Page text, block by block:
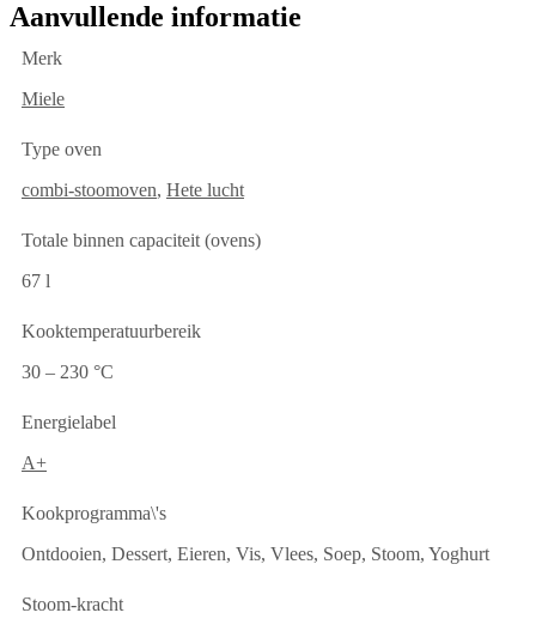
Aanvullende informatie
Merk
Miele
Type oven
combi-stoomoven, Hete lucht
Totale binnen capaciteit (ovens)
67 l
Kooktemperatuurbereik
30 – 230 °C
Energielabel
A+
Kookprogramma\'s
Ontdooien, Dessert, Eieren, Vis, Vlees, Soep, Stoom, Yoghurt
Stoom-kracht